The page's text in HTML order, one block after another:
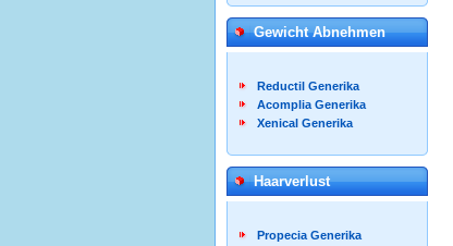
Gewicht Abnehmen
Reductil Generika
Acomplia Generika
Xenical Generika
Haarverlust
Propecia Generika